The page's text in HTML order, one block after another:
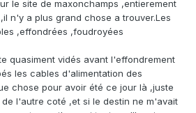
le site de maxonchamps ,entierement
n'y a plus grand chose a trouver.Les
,effondrées ,foudroyées
quasiment vidés avant l'effondrement
les cables d'alimentation des
chose pour avoir été ce jour là ,juste
l'autre coté ,et si le destin ne m'avait